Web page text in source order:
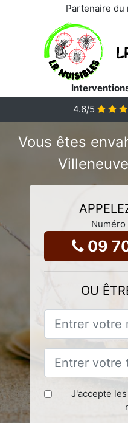
Partenaire du
4.6/5
Vous êtes
09
OU
J'accepte les